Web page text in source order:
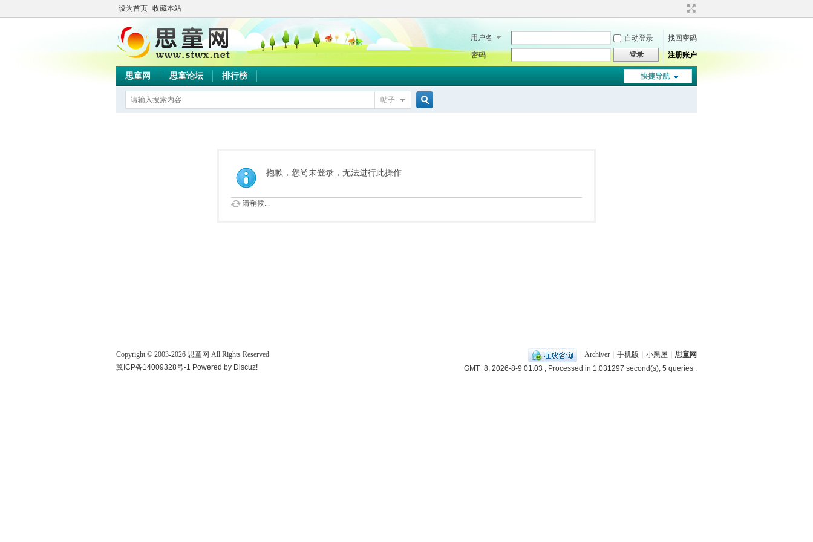
设为首页 收藏本站
用户名 自动登录
找回密码
密码
登录 注册账户
快捷导航
思童网 思童论坛 排行榜
帖子
抱歉，您尚未登录，无法进行此操作
请稍候...
Archiver 手机版 小黑屋
思童网
GMT+8, 2026-8-9 01:03 , Processed in 1.031297 second(s), 5 queries .
Copyright © 2003-2026 思童网 All Rights Reserved
冀ICP备14009328号-1 Powered by Discuz!